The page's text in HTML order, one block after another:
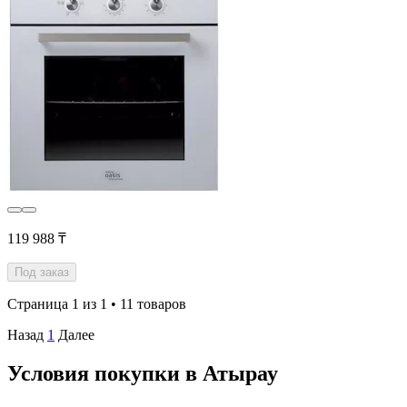
119 988 ₸
Под заказ
Страница 1 из 1 • 11 товаров
Назад 1 Далее
Условия покупки в Атырау